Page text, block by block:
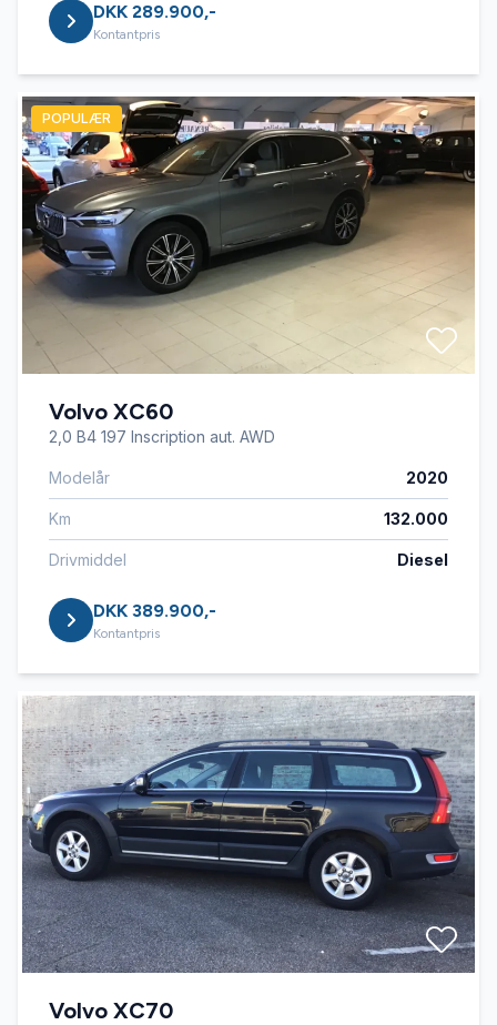
DKK 289.900,-
Kontantpris
POPULÆR
Volvo XC60
2,0 B4 197 Inscription aut. AWD
Modelår 2020
Km 132.000
Drivmiddel Diesel
DKK 389.900,-
Kontantpris
Volvo XC70